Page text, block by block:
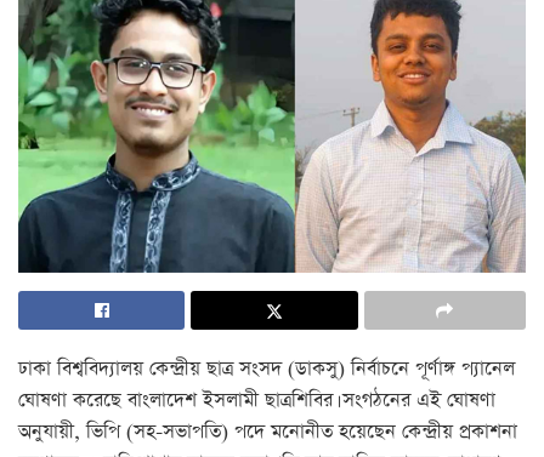
ঢাকা বিশ্ববিদ্যালয় কেন্দ্রীয় ছাত্র সংসদ (ডাকসু) নির্বাচনে পূর্ণাঙ্গ প্যানেল
ঘোষণা করেছে বাংলাদেশ ইসলামী ছাত্রশিবির। সংগঠনের এই ঘোষণা
অনুযায়ী, ভিপি (সহ-সভাপতি) পদে মনোনীত হয়েছেন কেন্দ্রীয় প্রকাশনা